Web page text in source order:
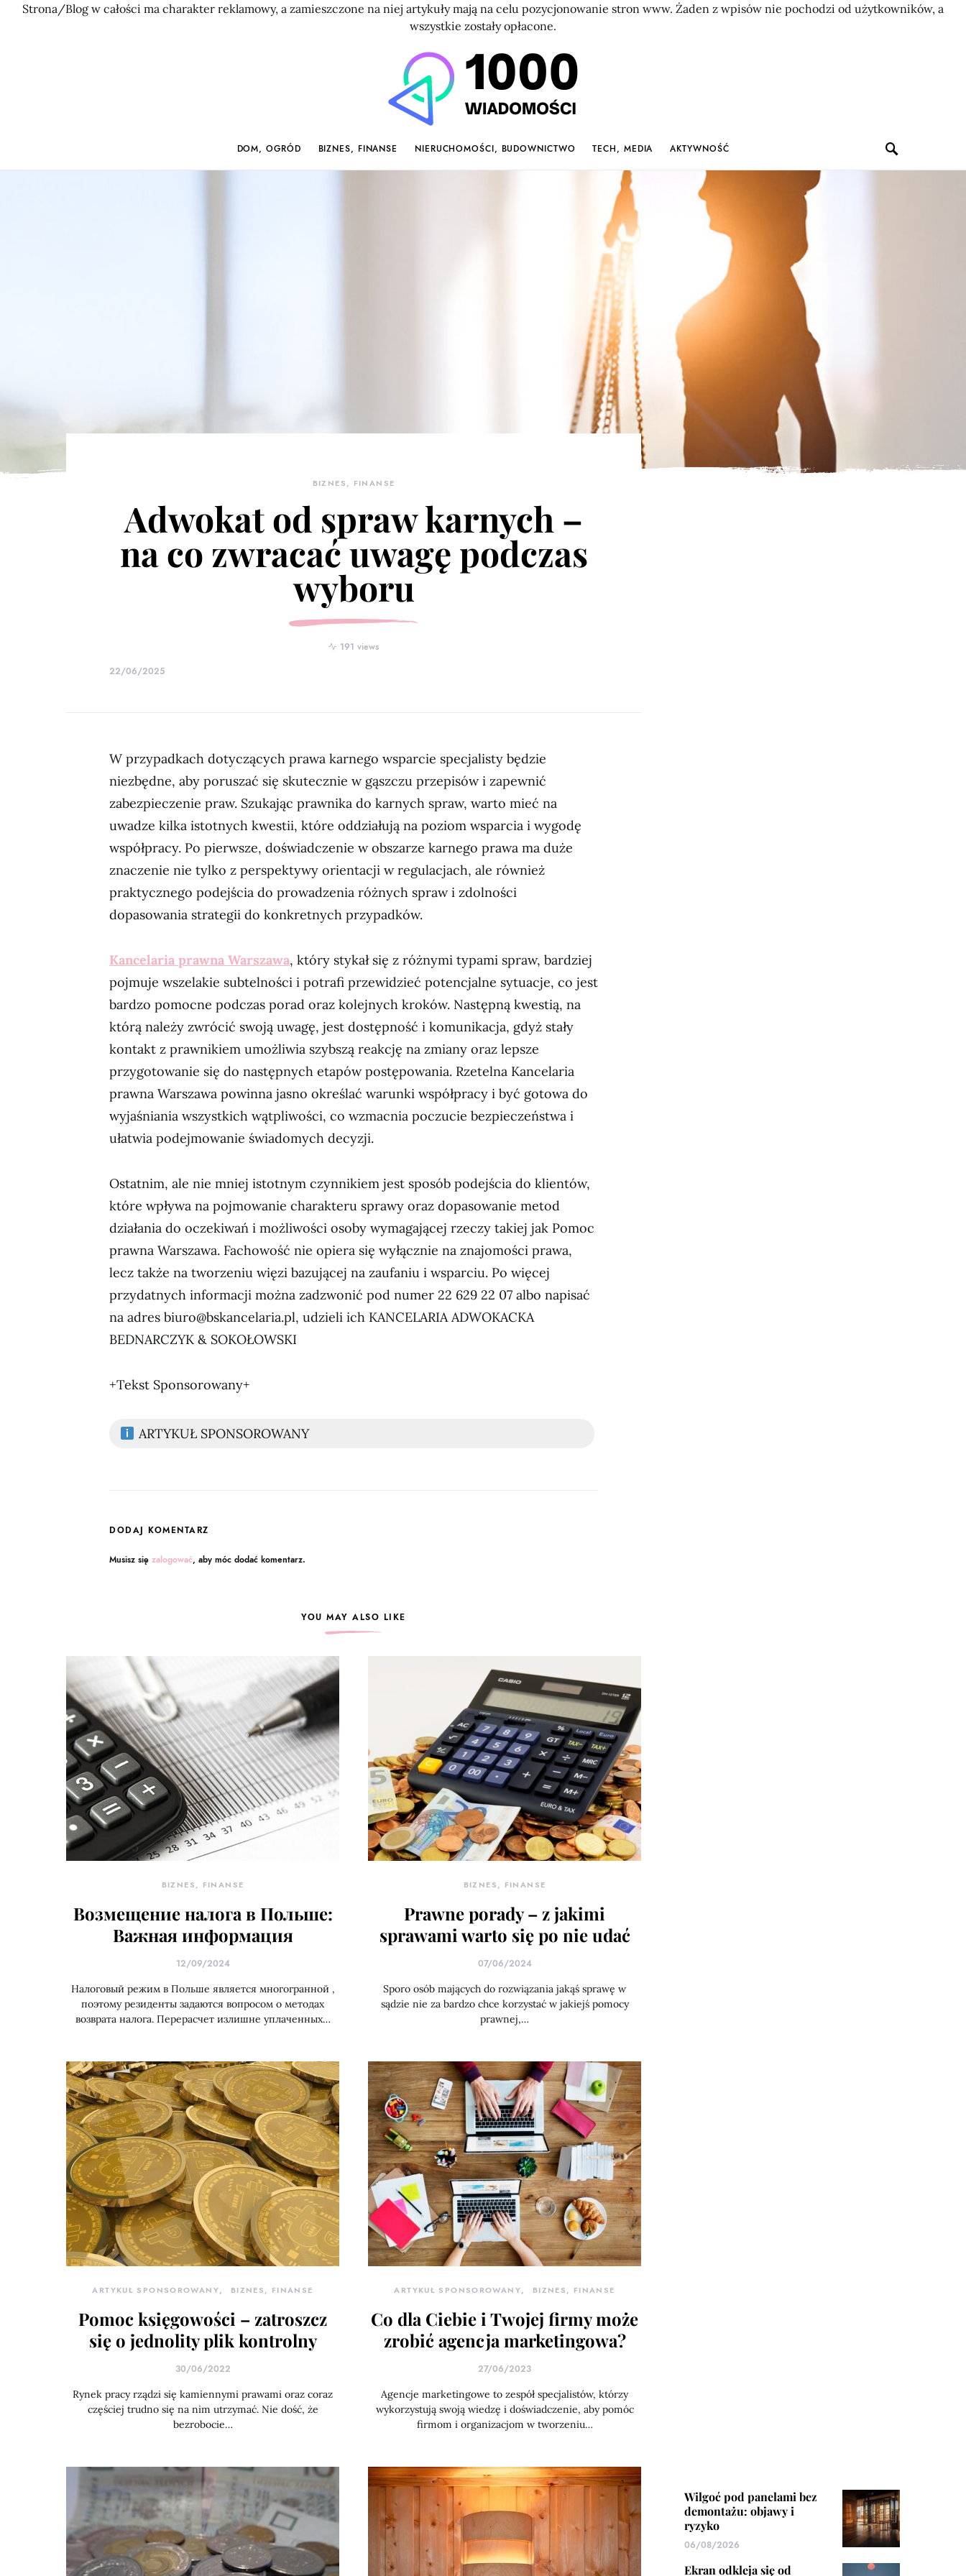
Strona/Blog w całości ma charakter reklamowy, a zamieszczone na niej artykuły mają na celu pozycjonowanie stron www. Żaden z wpisów nie pochodzi od użytkowników, a
wszystkie zostały opłacone.
DOM, OGRÓD BIZNES, FINANSE NIERUCHOMOŚCI, BUDOWNICTWO TECH, MEDIA AKTYWNOŚĆ
BIZNES, FINANSE
Adwokat od spraw karnych –
na co zwracać uwagę podczas
wyboru
191 views
22/06/2025
W przypadkach dotyczących prawa karnego wsparcie specjalisty będzie
niezbędne, aby poruszać się skutecznie w gąszczu przepisów i zapewnić
zabezpieczenie praw. Szukając prawnika do karnych spraw, warto mieć na
uwadze kilka istotnych kwestii, które oddziałują na poziom wsparcia i wygodę
współpracy. Po pierwsze, doświadczenie w obszarze karnego prawa ma duże
znaczenie nie tylko z perspektywy orientacji w regulacjach, ale również
praktycznego podejścia do prowadzenia różnych spraw i zdolności
dopasowania strategii do konkretnych przypadków.
Kancelaria prawna Warszawa, który stykał się z różnymi typami spraw, bardziej
pojmuje wszelakie subtelności i potrafi przewidzieć potencjalne sytuacje, co jest
bardzo pomocne podczas porad oraz kolejnych kroków. Następną kwestią, na
którą należy zwrócić swoją uwagę, jest dostępność i komunikacja, gdyż stały
kontakt z prawnikiem umożliwia szybszą reakcję na zmiany oraz lepsze
przygotowanie się do następnych etapów postępowania. Rzetelna Kancelaria
prawna Warszawa powinna jasno określać warunki współpracy i być gotowa do
wyjaśniania wszystkich wątpliwości, co wzmacnia poczucie bezpieczeństwa i
ułatwia podejmowanie świadomych decyzji.
Ostatnim, ale nie mniej istotnym czynnikiem jest sposób podejścia do klientów,
które wpływa na pojmowanie charakteru sprawy oraz dopasowanie metod
działania do oczekiwań i możliwości osoby wymagającej rzeczy takiej jak Pomoc
prawna Warszawa. Fachowość nie opiera się wyłącznie na znajomości prawa,
lecz także na tworzeniu więzi bazującej na zaufaniu i wsparciu. Po więcej
przydatnych informacji można zadzwonić pod numer 22 629 22 07 albo napisać
na adres biuro@bskancelaria.pl, udzieli ich KANCELARIA ADWOKACKA
BEDNARCZYK & SOKOŁOWSKI
+Tekst Sponsorowany+
ARTYKUŁ SPONSOROWANY
DODAJ KOMENTARZ
Musisz się zalogować, aby móc dodać komentarz.
YOU MAY ALSO LIKE
BIZNES, FINANSE
Возмещение налога в Польше:
Важная информация
12/09/2024
Налоговый режим в Польше является многогранной ,
поэтому резиденты задаются вопросом о методах
возврата налога. Перерасчет излишне уплаченных…
BIZNES, FINANSE
Prawne porady – z jakimi
sprawami warto się po nie udać
07/06/2024
Sporo osób mających do rozwiązania jakąś sprawę w
sądzie nie za bardzo chce korzystać w jakiejś pomocy
prawnej,…
ARTYKUŁ SPONSOROWANY BIZNES, FINANSE
Pomoc księgowości – zatroszcz
się o jednolity plik kontrolny
30/06/2022
Rynek pracy rządzi się kamiennymi prawami oraz coraz
częściej trudno się na nim utrzymać. Nie dość, że
bezrobocie…
ARTYKUŁ SPONSOROWANY BIZNES, FINANSE
Co dla Ciebie i Twojej firmy może
zrobić agencja marketingowa?
27/06/2023
Agencje marketingowe to zespół specjalistów, którzy
wykorzystują swoją wiedzę i doświadczenie, aby pomóc
firmom i organizacjom w tworzeniu…
Wilgoć pod panelami bez
demontażu: objawy i
ryzyko
06/08/2026
Ekran odkleja się od